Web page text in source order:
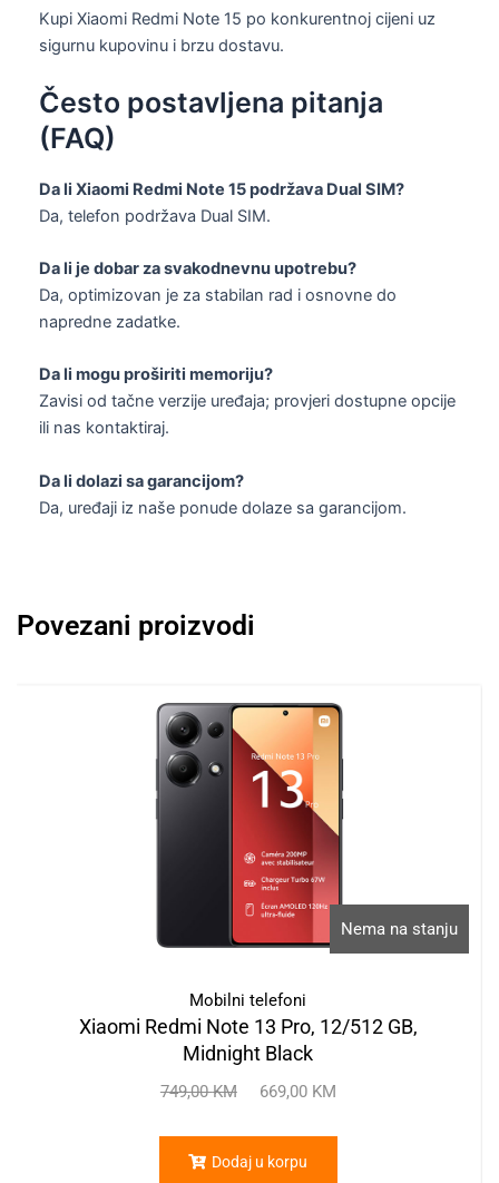
Kupi Xiaomi Redmi Note 15 po konkurentnoj cijeni uz
sigurnu kupovinu i brzu dostavu.
Često postavljena pitanja
(FAQ)
Da li Xiaomi Redmi Note 15 podržava Dual SIM?
Da, telefon podržava Dual SIM.
Da li je dobar za svakodnevnu upotrebu?
Da, optimizovan je za stabilan rad i osnovne do
napredne zadatke.
Da li mogu proširiti memoriju?
Zavisi od tačne verzije uređaja; provjeri dostupne opcije
ili nas kontaktiraj.
Da li dolazi sa garancijom?
Da, uređaji iz naše ponude dolaze sa garancijom.
Povezani proizvodi
Nema na stanju
Mobilni telefoni
Xiaomi Redmi Note 13 Pro, 12/512 GB,
Midnight Black
749,00KM 669,00 KM
Dodaj u korpu